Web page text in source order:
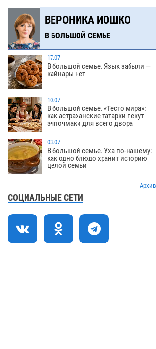
поставил жителей перед непростым
выбором
05.08
12:51
Младенец погиб в крупном пожаре в
Астрахани
05.08 479
12:23
У астраханца в морозильной камере
обнаружили почти полсотни
стерлядей
11:54
Астраханец проведет за решеткой 2
года и выплатит миллионный ущерб
за смертельную небрежность за рулем
11:22
В Астрахани возле Нового моста
спасли подростка на пенопласте
10:48
Астраханцам ответили на важный
вопрос о территориальном отряде
«Барс»
10:13
На астраханских полях начался сбор
томатов
ВЕРОНИКА ИОШКО
В БОЛЬШОЙ СЕМЬЕ
17.07
В большой семье. Язык забыли —
кайнары нет
10.07
В большой семье. «Тесто мира»:
как астраханские татарки пекут
эчпочмаки для всего двора
03.07
В большой семье. Уха по-нашему:
как одно блюдо хранит историю
целой семьи
Архив
СОЦИАЛЬНЫЕ СЕТИ